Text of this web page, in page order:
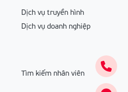
Dịch vụ truyền hình
Dịch vụ doanh nghiệp
Tìm kiếm nhân viên